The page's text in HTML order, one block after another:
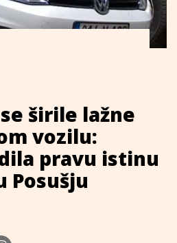
širile lažne
vozilu:
pravu istinu
Posušju